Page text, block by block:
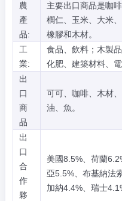
農
產
品:
主要出口商品是咖
櫚仁、玉米、大米
橡膠和木材。
工
業:
食品、飲料；木製
化肥、建築材料、
出
口
商
品
可可、咖啡、木材
油、魚。
出
口
合
作
夥
美國8.5%、荷蘭
亞5.5%、布基納法
加納4.4%、瑞士